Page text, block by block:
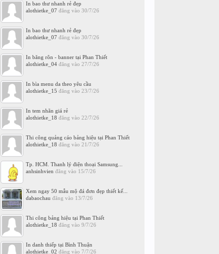
In bao thư nhanh rẻ đẹp
alothietke_07 đăng vào 30/7/26
In bao thư nhanh rẻ đẹp
alothietke_07 đăng vào 30/7/26
In băng rôn - banner tại Phan Thiết
alothietke_04đăng vào 27/7/26
In bìa menu da theo yêu cầu
alothietke_15 đăng vào 23/7/26
In tem nhãn giá rẻ
alothietke_18 đăng vào 22/7/26
Thi công quảng cáo bảng hiệu tại Phan Thiết
alothietke_18 đăng vào 21/7/26
Tp. HCM. Thanh lý điện thoại Samsung...
anhsinhvien đăng vào 15/7/26
Xem ngay 50 mẫu mộ đá đơn đẹp thiết kế...
dabaochau đăng vào 13/7/26
Thi công bảng hiệu tại Phan Thiết
alothietke_18 đăng vào 9/7/26
In danh thiếp tại Bình Thuận
alothietke_02 đăng vào 7/7/26